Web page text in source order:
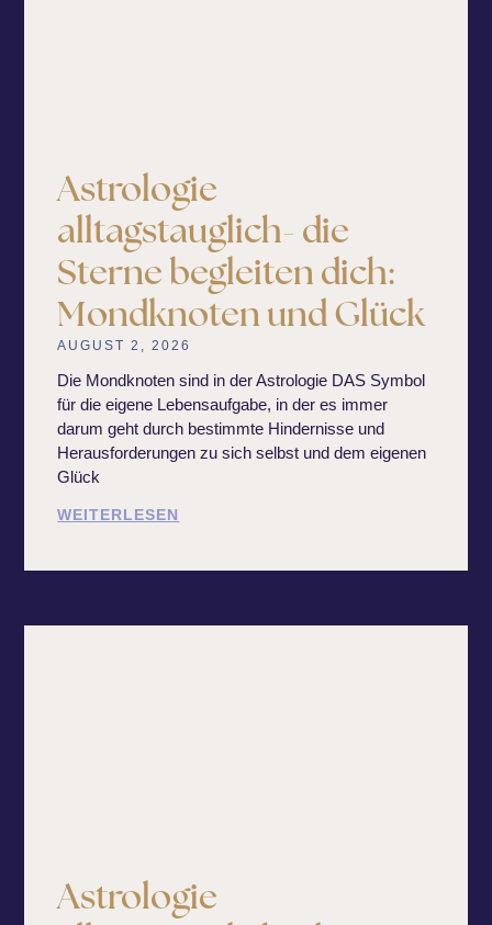
Astrologie
alltagstauglich- die
Sterne begleiten dich:
Mondknoten und Glück
AUGUST 2, 2026
Die Mondknoten sind in der Astrologie DAS Symbol
für die eigene Lebensaufgabe, in der es immer
darum geht durch bestimmte Hindernisse und
Herausforderungen zu sich selbst und dem eigenen
Glück
WEITERLESEN
Astrologie